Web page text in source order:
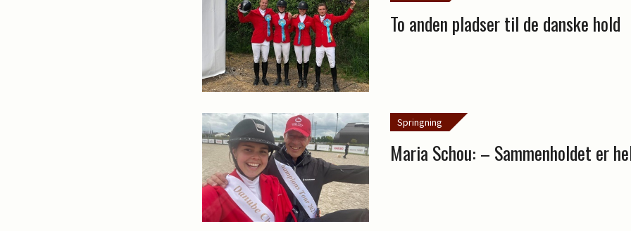
To anden pladser til de danske hold
Springning
Maria Schou: – Sammenholdet er